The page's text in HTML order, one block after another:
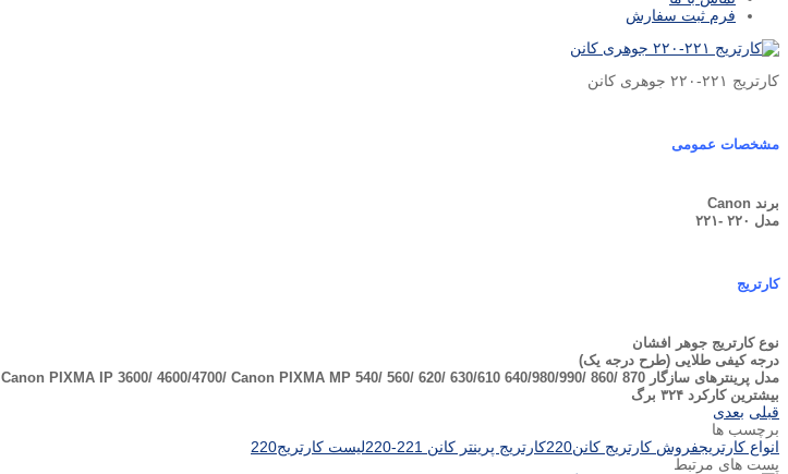
فرم ثبت سفارش
کارتریج ۲۲۱-۲۲۰ جوهری کانن
مشخصات عمومی
برند Canon
مدل ۲۲۰ -۲۲۱
کارتریج
نوع کارتریج جوهر افشان
درجه کیفی طلایی (طرح درجه یک)
مدل پرینترهای سازگار Canon PIXMA IP 3600/ 4600/4700/ Canon PIXMA MP 540/ 560/ 620/ 630/610 640/980/990/ 860/ 870
بیشترین کارکرد ۳۲۴ برگ
قبلی بعدی
برچسب ها
انواع کارتریجفروش کارتریج کانن220 کارتریج پرینتر کانن 221-220
لیست کارتریج220
پست های مرتبط